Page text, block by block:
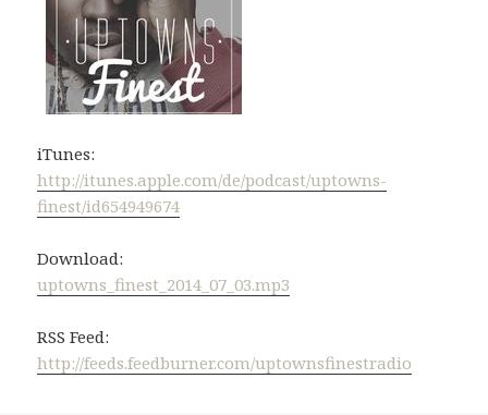
iTunes:
http://itunes.apple.com/de/podcast/uptowns-
finest/id654949674
Download:
uptowns_finest_2014_07_03.mp3
RSS Feed:
http://feeds.feedburner.com/uptownsfinestradio